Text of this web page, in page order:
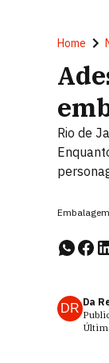
Home
Rio de
DR Da